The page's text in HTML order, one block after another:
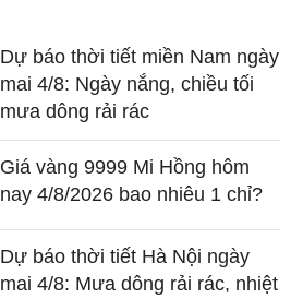
Dự báo thời tiết miền Nam ngày
mai 4/8: Ngày nắng, chiều tối
mưa dông rải rác
Giá vàng 9999 Mi Hồng hôm
nay 4/8/2026 bao nhiêu 1 chỉ?
Dự báo thời tiết Hà Nội ngày
mai 4/8: Mưa dông rải rác, nhiệt